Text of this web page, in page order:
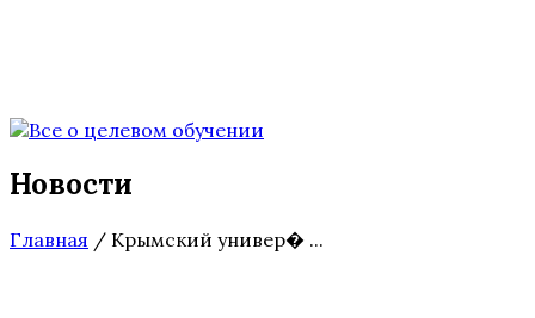
Новости
Главная / Крымский универ� ...